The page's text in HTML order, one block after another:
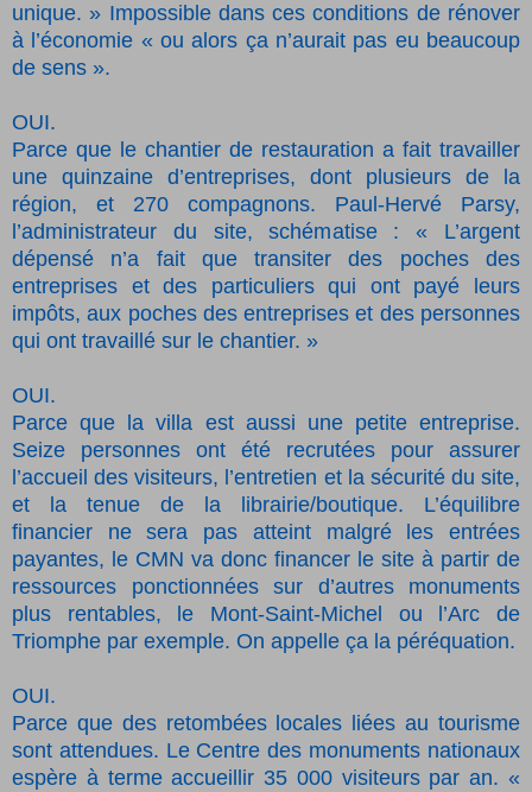
unique. » Impossible dans ces conditions de rénover
à l’économie « ou alors ça n’aurait pas eu beaucoup
de sens ».
OUI.
Parce que le chantier de restauration a fait travailler
une quinzaine d’entreprises, dont plusieurs de la
région, et 270 compagnons. Paul-Hervé Parsy,
l’administrateur du site, schématise : « L’argent
dépensé n’a fait que transiter des poches des
entreprises et des particuliers qui ont payé leurs
impôts, aux poches des entreprises et des personnes
qui ont travaillé sur le chantier. »
OUI.
Parce que la villa est aussi une petite entreprise.
Seize personnes ont été recrutées pour assurer
l’accueil des visiteurs, l’entretien et la sécurité du site,
et la tenue de la librairie/boutique. L’équilibre
financier ne sera pas atteint malgré les entrées
payantes, le CMN va donc financer le site à partir de
ressources ponctionnées sur d’autres monuments
plus rentables, le Mont-Saint-Michel ou l’Arc de
Triomphe par exemple. On appelle ça la péréquation.
OUI.
Parce que des retombées locales liées au tourisme
sont attendues. Le Centre des monuments nationaux
espère à terme accueillir 35 000 visiteurs par an. «